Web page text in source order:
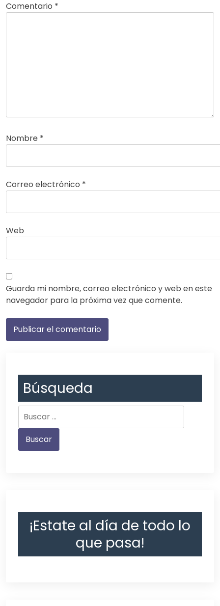
Comentario *
Nombre *
Correo electrónico *
Web
Guarda mi nombre, correo electrónico y web en este
navegador para la próxima vez que comente.
Búsqueda
¡Estate al día de todo lo
que pasa!